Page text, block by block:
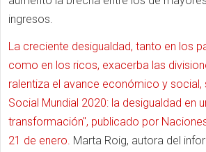
ingresos.
La creciente desigualdad, tanto en los
como en los ricos, exacerba las
ralentiza el avance económico y social,
Social Mundial 2020: la desigualdad en
transformación", publicado por
21 de enero. Marta Roig, autora del